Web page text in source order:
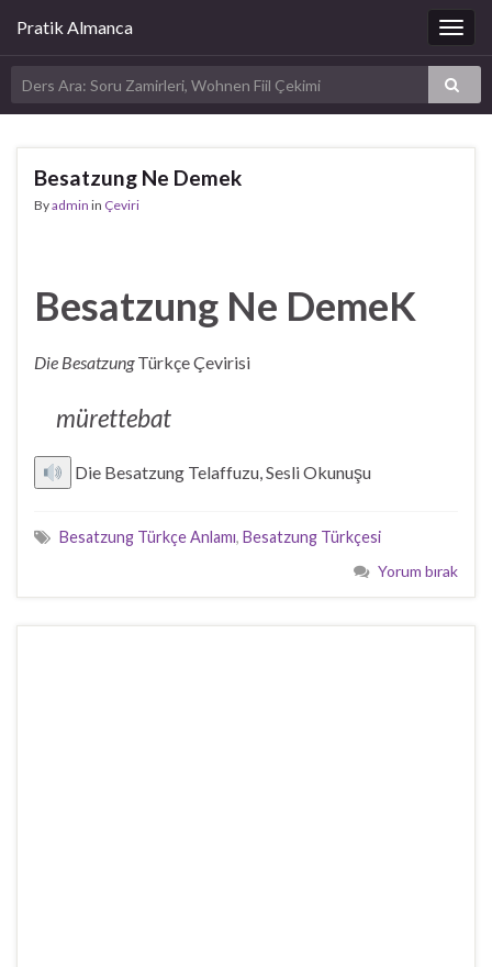
Pratik Almanca
Besatzung Ne Demek
Byadmin in Çeviri
Besatzung Ne DemeK
Die BesatzungTürkçe Çevirisi
mürettebat
Die Besatzung Telaffuzu, Sesli Okunuşu
Besatzung Türkçe Anlamı, Besatzung Türkçesi
Yorum bırak